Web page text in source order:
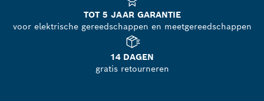
TOT 5 JAAR GARANTIE
voor elektrische gereedschappen en meetgereedschappen
14 DAGEN
gratis retourneren